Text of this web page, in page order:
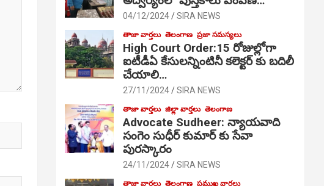
04/12/2024 SIRA NEWS
తాజా వార్తలు తెలంగాణ ప్రజా సమస్యలు
High Court Order:15 రోజుల్లోగా
ఐటీడీఏ కేసులన్నింటినీ కలెక్టర్ కు బదిలీ
చేయాలి…
27/11/2024 SIRA NEWS
తాజా వార్తలు జిల్లా వార్తలు తెలంగాణ
Advocate Sudheer: న్యాయవాది
సంగెం సుధీర్ కుమార్ కు సేవా
పురస్కారం
24/11/2024 SIRA NEWS
తాజా వార్తలు తెలంగాణ ప్రముఖ వార్తలు